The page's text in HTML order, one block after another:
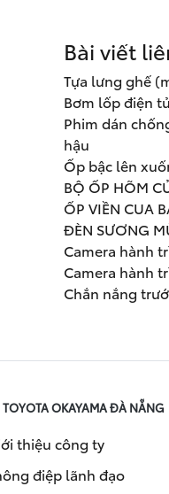
Bài viết
Tựa lưng ghế
Bơm lốp điện
Phim dán
hậu
Ốp bậc lên
BỘ ỐP HÕM
ỐP VIỀN CUA
ĐÈN SƯƠNG
Camera hành
Camera hành
Chắn nắng
TOYOTA OKAYAMA ĐÀ NẴNG
thiệu công ty
điệp lãnh đạo